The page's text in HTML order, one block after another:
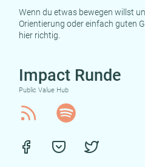
Wenn du etwas bewegen willst
Orientierung oder einfach guten
hier richtig.
Impact Runde
Public Value Hub